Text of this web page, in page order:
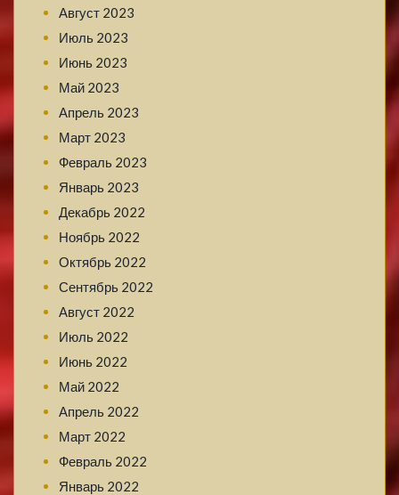
Август 2023
Июль 2023
Июнь 2023
Май 2023
Апрель 2023
Март 2023
Февраль 2023
Январь 2023
Декабрь 2022
Ноябрь 2022
Октябрь 2022
Сентябрь 2022
Август 2022
Июль 2022
Июнь 2022
Май 2022
Апрель 2022
Март 2022
Февраль 2022
Январь 2022